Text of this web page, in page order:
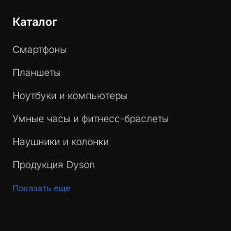
Каталог
Смартфоны
Планшеты
Ноутбуки и компьютеры
Умные часы и фитнесс-браслеты
Наушники и колонки
Продукция Dyson
Показать еще